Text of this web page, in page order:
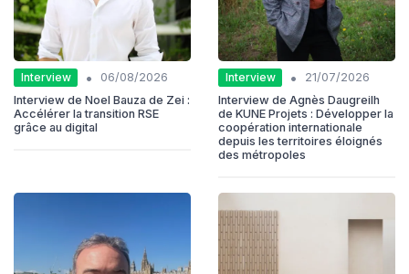
Interview •
06/08/2026
Interview de Noel Bauza de Zei :
Accélérer la transition RSE
grâce au digital
Interview •
21/07/2026
Interview de Agnès Daugreilh
de KUNE Projets : Développer la
coopération internationale
depuis les territoires éloignés
des métropoles